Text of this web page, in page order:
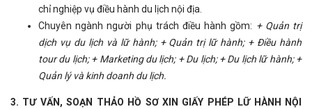
chỉ nghiệp vụ điều hành du lịch nội địa.
Chuyên ngành người phụ trách điều hành gồm: + Quản trị
dịch vụ du lịch và lữ hành; + Quản trị lữ hành; + Điều hành
tour du lịch; + Marketing du lịch; + Du lịch; + Du lịch lữ hành; +
Quản lý và kinh doanh du lịch.
3. TƯ VẤN, SOẠN THẢO HỒ SƠ XIN GIẤY PHÉP LỮ HÀNH NỘI